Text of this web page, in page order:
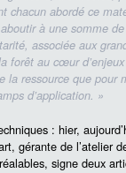
chacun abordé ce
à une somme
associée aux
forêt au cœur
la ressource que pour
d’application. »
: hier,
gérante de l’atelier
signe deux